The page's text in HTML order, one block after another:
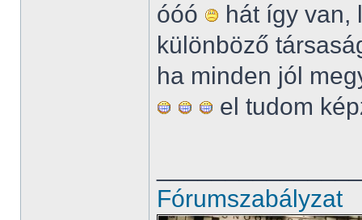
óóó
hát így van,
különböző
ha minden jól
el tudom
Fórumszabályzat